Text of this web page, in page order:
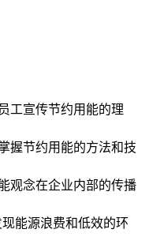
工宣传节约用能的理
握节约用能的方法和技
观念在企业内部的传播
能源浪费和低效的环